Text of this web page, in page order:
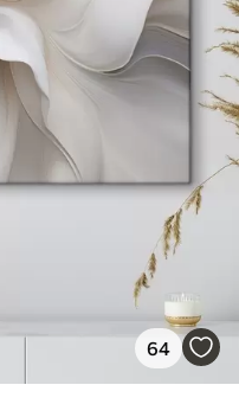
64